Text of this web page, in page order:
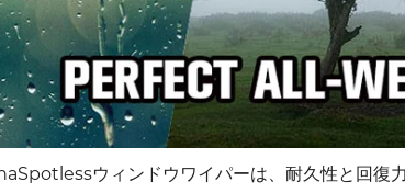
ウィンドウワイパーは、耐久性と回復